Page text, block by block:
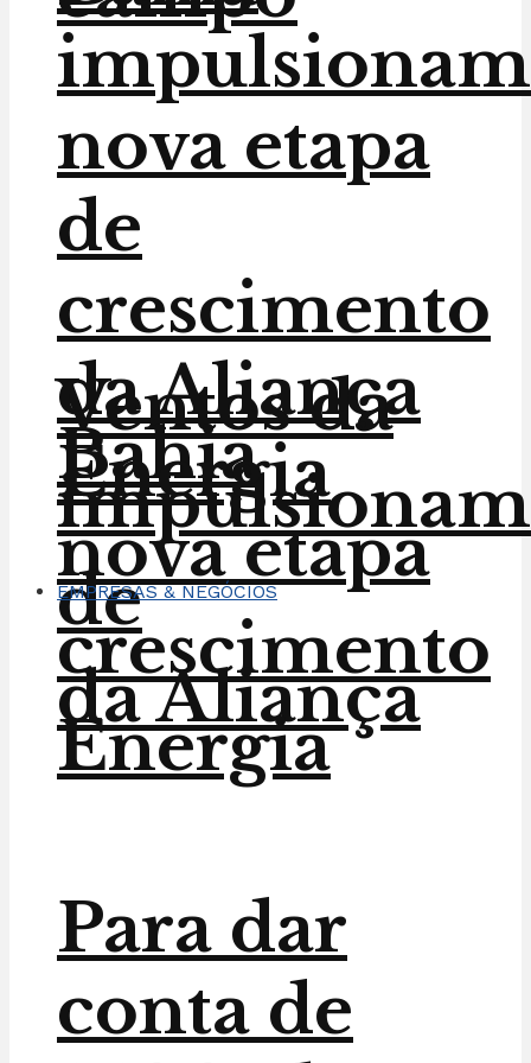
Ventos da
Bahia
impulsionam
nova etapa
de
crescimento
da Aliança
Energia
impulsionam
nova etapa
de
crescimento
da Aliança
Energia
EMPRESAS & NEGÓCIOS
Para dar
conta de